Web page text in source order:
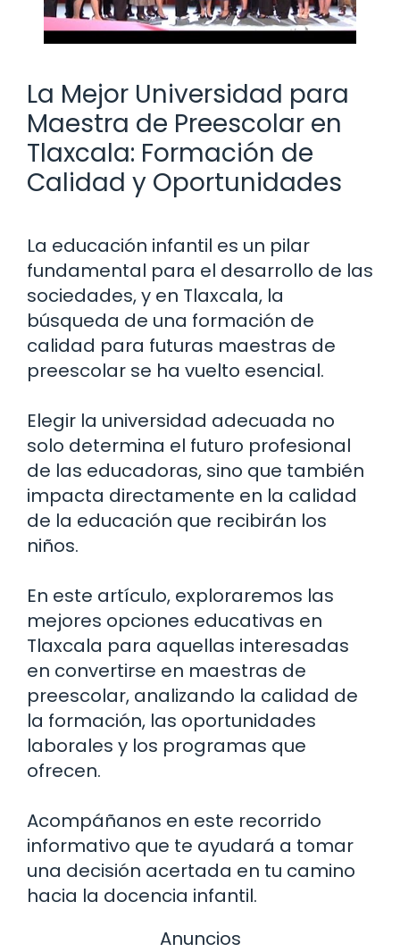
La Mejor Universidad para
Maestra de Preescolar en
Tlaxcala: Formación de
Calidad y Oportunidades
La educación infantil es un pilar
fundamental para el desarrollo de las
sociedades, y en Tlaxcala, la
búsqueda de una formación de
calidad para futuras maestras de
preescolar se ha vuelto esencial.
Elegir la universidad adecuada no
solo determina el futuro profesional
de las educadoras, sino que también
impacta directamente en la calidad
de la educación que recibirán los
niños.
En este artículo, exploraremos las
mejores opciones educativas en
Tlaxcala para aquellas interesadas
en convertirse en maestras de
preescolar, analizando la calidad de
la formación, las oportunidades
laborales y los programas que
ofrecen.
Acompáñanos en este recorrido
informativo que te ayudará a tomar
una decisión acertada en tu camino
hacia la docencia infantil.
Anuncios